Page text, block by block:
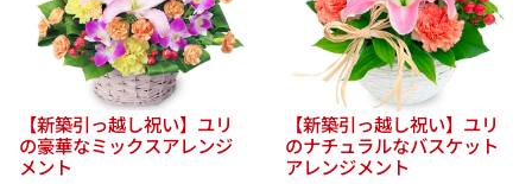
【新築引っ越し祝い】ユリ
の豪華なミックスアレンジ
メント
【新築引っ越し祝い】ユリ
のナチュラルなバスケット
アレンジメント